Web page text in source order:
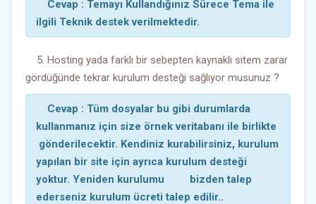
Cevap : Temayı Kullandığınız Sürece Tema ile
ilgili Teknik destek verilmektedir.
5. Hosting yada farklı bir sebepten kaynaklı sitem zarar
gördüğünde tekrar kurulum desteği sağlıyor musunuz ?
Cevap : Tüm dosyalar bu gibi durumlarda
kullanmanız için size örnek veritabanı ile birlikte
gönderilecektir. Kendiniz kurabilirsiniz, kurulum
yapılan bir site için ayrıca kurulum desteği
yoktur. Yeniden kurulumu bizden talep
ederseniz kurulum ücreti talep edilir..